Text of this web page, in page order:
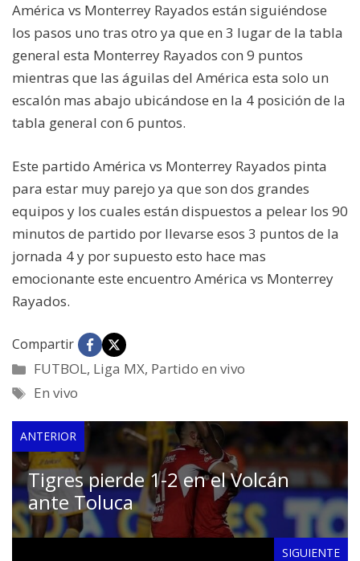
América vs Monterrey Rayados están siguiéndose
los pasos uno tras otro ya que en 3 lugar de la tabla
general esta Monterrey Rayados con 9 puntos
mientras que las águilas del América esta solo un
escalón mas abajo ubicándose en la 4 posición de la
tabla general con 6 puntos.
Este partido América vs Monterrey Rayados pinta
para estar muy parejo ya que son dos grandes
equipos y los cuales están dispuestos a pelear los 90
minutos de partido por llevarse esos 3 puntos de la
jornada 4 y por supuesto esto hace mas
emocionante este encuentro América vs Monterrey
Rayados.
Compartir
Categorías
FUTBOL, Liga MX, Partido en vivo
Etiquetas
En vivo
ANTERIOR
Tigres pierde 1-2 en el Volcán
ante Toluca
SIGUIENTE